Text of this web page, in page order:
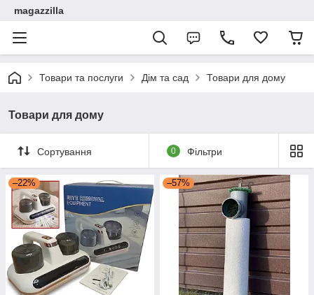
magazzilla
Товари та послуги Дім та сад Товари для дому
Товари для дому
Сортування 0 Фільтри
–22% –57%